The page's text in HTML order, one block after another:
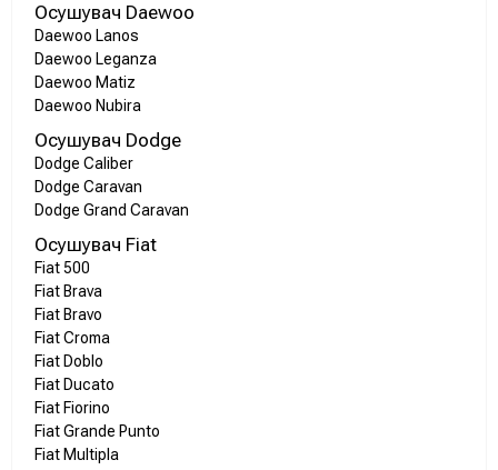
Осушувач Daewoo
Daewoo Lanos
Daewoo Leganza
Daewoo Matiz
Daewoo Nubira
Осушувач Dodge
Dodge Caliber
Dodge Caravan
Dodge Grand Caravan
Осушувач Fiat
Fiat 500
Fiat Brava
Fiat Bravo
Fiat Croma
Fiat Doblo
Fiat Ducato
Fiat Fiorino
Fiat Grande Punto
Fiat Multipla